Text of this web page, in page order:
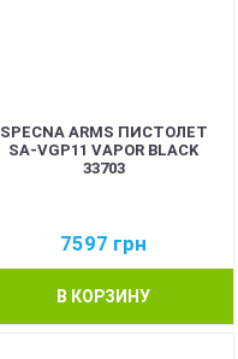
SPECNA ARMS ПИСТОЛЕТ
SA-VGP11 VAPOR BLACK
33703
7597 грн
В КОРЗИНУ